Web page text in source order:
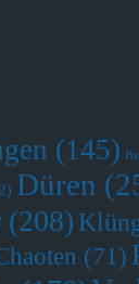
(145)
Düren
(208)
(71)